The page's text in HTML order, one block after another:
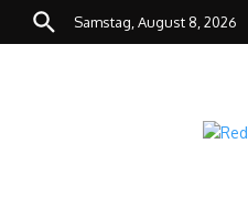
Zum Inhalt springen
Samstag, August 8, 2026